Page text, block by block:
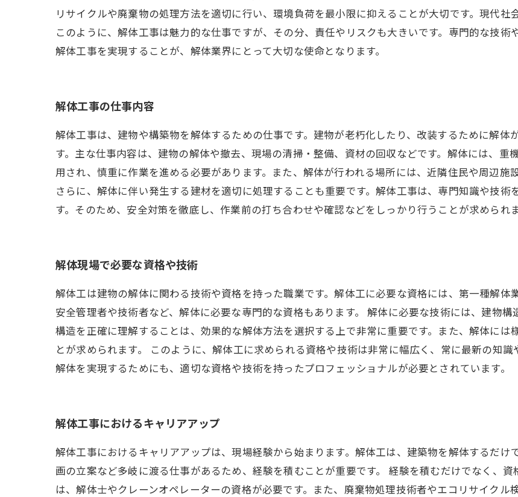
リサイクルや廃棄物の処理方法を適切に行い、環境負荷を最小限に抑えることが大切です。現代社
このように、解体工事は魅力的な仕事ですが、その分、責任やリスクも大きいです。専門的な技
解体工事を実現することが、解体業界にとって大切な使命となります。
解体工事の仕事内容
解体工事は、建物や構築物を解体するための仕事です。建物が老朽化したり、改装するために解体
す。主な仕事内容は、建物の解体や撤去、現場の清掃・整備、資材の回収などです。解体には、
用され、慎重に作業を進める必要があります。また、解体が行われる場所には、近隣住民や周辺施
さらに、解体に伴い発生する建材を適切に処理することも重要です。解体工事は、専門知識や技
す。そのため、安全対策を徹底し、作業前の打ち合わせや確認などをしっかり行うことが求められま
解体現場で必要な資格や技術
解体工は建物の解体に関わる技術や資格を持った職業です。解体工に必要な資格には、第一種解体
安全管理者や技術者など、解体に必要な専門的な資格もあります。 解体に必要な技術には、建物
構造を正確に理解することは、効果的な解体方法を選択する上で非常に重要です。また、解体には
とが求められます。 このように、解体工に求められる資格や技術は非常に幅広く、常に最新の知
解体を実現するためにも、適切な資格や技術を持ったプロフェッショナルが必要とされています。
解体工事におけるキャリアアップ
解体工事におけるキャリアアップは、現場経験から始まります。解体工は、建築物を解体するだ
画の立案など多岐に渡る仕事があるため、経験を積むことが重要です。 経験を積むだけでなく、
は、解体士やクレーンオペレーターの資格が必要です。また、廃棄物処理技術者やエコリサイク